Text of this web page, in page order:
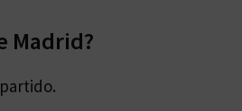
Madrid?